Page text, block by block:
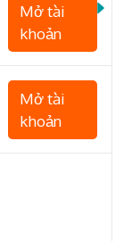
Mở tài
khoản
Mở tài
khoản